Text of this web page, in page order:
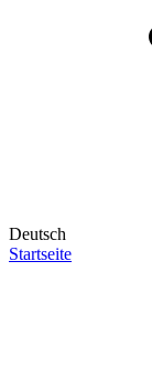
Deutsch
Startseite